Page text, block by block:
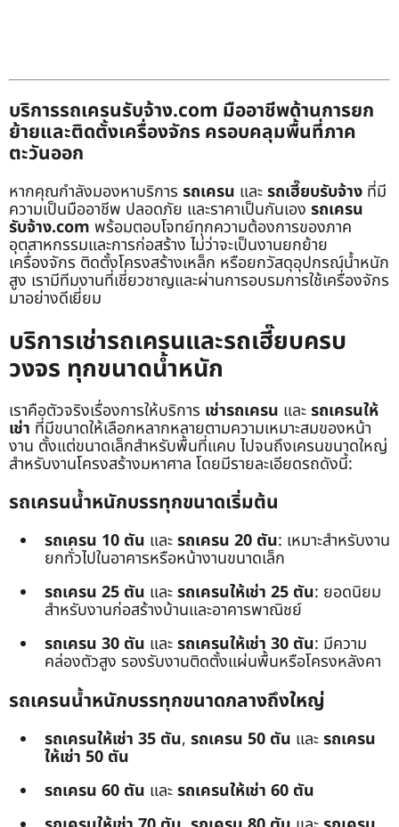
บริการรถเครนรับจ้าง.com มืออาชีพด้านการยก
ย้ายและติดตั้งเครื่องจักร ครอบคลุมพื้นที่ภาค
ตะวันออก
หากคุณกำลังมองหาบริการ รถเครน และรถเฮี๊ยบรับจ้าง ที่มี
ความเป็นมืออาชีพ ปลอดภัย และราคาเป็นกันเอง รถเครน
รับจ้าง.com พร้อมตอบโจทย์ทุกความต้องการของภาค
อุตสาหกรรมและการก่อสร้าง ไม่ว่าจะเป็นงานยกย้าย
เครื่องจักร ติดตั้งโครงสร้างเหล็ก หรือยกวัสดุอุปกรณ์น้ำหนัก
สูง เรามีทีมงานที่เชี่ยวชาญและผ่านการอบรมการใช้เครื่องจักร
มาอย่างดีเยี่ยม
บริการเช่ารถเครนและรถเฮี๊ยบครบ
วงจร ทุกขนาดน้ำหนัก
เราคือตัวจริงเรื่องการให้บริการ เช่ารถเครน และรถเครนให้
เช่า ที่มีขนาดให้เลือกหลากหลายตามความเหมาะสมของหน้า
งาน ตั้งแต่ขนาดเล็กสำหรับพื้นที่แคบ ไปจนถึงเครนขนาดใหญ่
สำหรับงานโครงสร้างมหาศาล โดยมีรายละเอียดรถดังนี้:
รถเครนน้ำหนักบรรทุกขนาดเริ่มต้น
รถเครน 10 ตัน และรถเครน 20 ตัน: เหมาะสำหรับงาน
ยกทั่วไปในอาคารหรือหน้างานขนาดเล็ก
รถเครน 25 ตัน และรถเครนให้เช่า 25 ตัน: ยอดนิยม
สำหรับงานก่อสร้างบ้านและอาคารพาณิชย์
รถเครน 30 ตัน และรถเครนให้เช่า 30 ตัน: มีความ
คล่องตัวสูง รองรับงานติดตั้งแผ่นพื้นหรือโครงหลังคา
รถเครนน้ำหนักบรรทุกขนาดกลางถึงใหญ่
รถเครนให้เช่า 35 ตัน, รถเครน 50 ตัน และรถเครน
ให้เช่า 50 ตัน
รถเครน 60 ตัน และรถเครนให้เช่า 60 ตัน